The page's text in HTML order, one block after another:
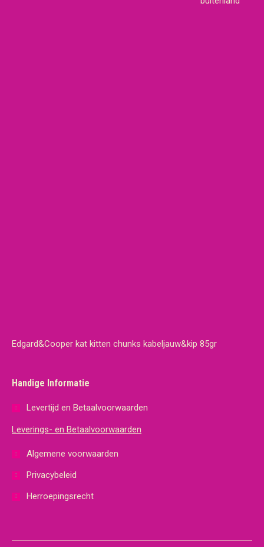
Edgard&Cooper kat kitten chunks kabeljauw&kip 85gr
Handige Informatie
Levertijd en Betaalvoorwaarden
Leverings- en Betaalvoorwaarden
Algemene voorwaarden
Privacybeleid
Herroepingsrecht